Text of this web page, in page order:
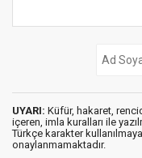
UYARI: Küfür, hakaret,
içeren, imla kuralları ile
Türkçe karakter
onaylanmamaktadır.